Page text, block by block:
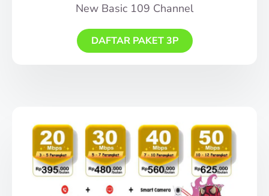
New Basic 109 Channel
DAFTAR PAKET 3P